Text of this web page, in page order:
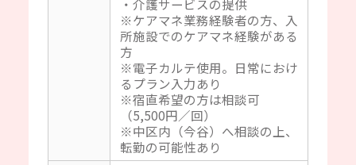
・介護サービスの提供
※ケアマネ業務経験者の方、入
所施設でのケアマネ経験がある
方
※電子カルテ使用。日常におけ
るプラン入力あり
※宿直希望の方は相談可
（5,500円／回）
※中区内（今谷）へ相談の上、
転勤の可能性あり